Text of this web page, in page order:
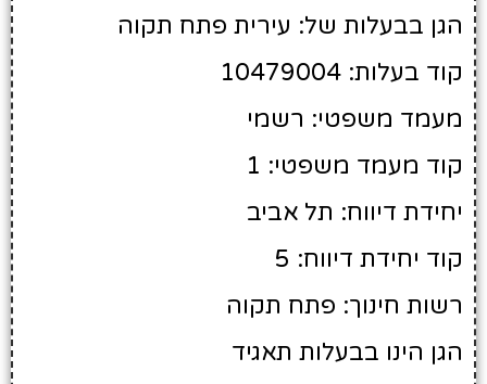
הגן בבעלות של: עירית פתח תקוה
קוד בעלות: 10479004
מעמד משפטי: רשמי
קוד מעמד משפטי: 1
יחידת דיווח: תל אביב
קוד יחידת דיווח: 5
רשות חינוך: פתח תקוה
הגן הינו בבעלות תאגיד